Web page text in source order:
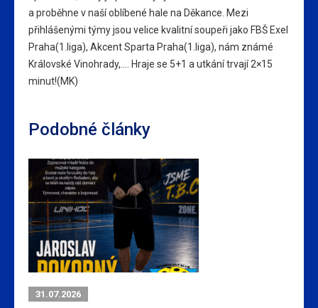
a proběhne v naší oblíbené hale na Děkance. Mezi
přihlášenými týmy jsou velice kvalitní soupeři jako FBŠ Exel
Praha(1.liga), Akcent Sparta Praha(1.liga), nám známé
Královské Vinohrady,…. Hraje se 5+1 a utkání trvají 2×15
minut!(MK)
Podobné články
31.07.2026